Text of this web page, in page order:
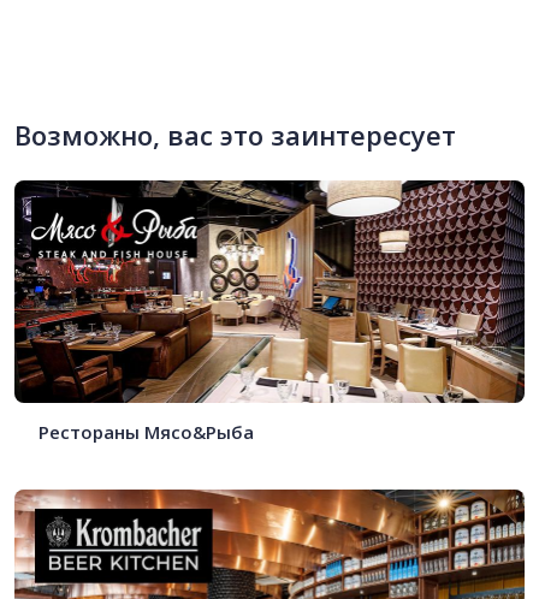
Возможно, вас это заинтересует
Рестораны Мясо&Рыба